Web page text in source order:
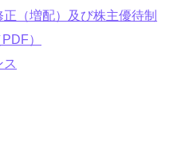
（増配）及び株主優待制
）